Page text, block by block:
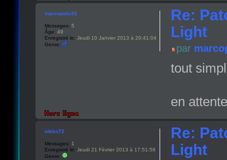
Re:
Light
par
tout
en
marcopolo33
Messages: 5
Âge: 49
Enregistré le: Jeudi 10 Janvier 2013 à 20:41:04
Genre:
Re:
Light
nikko72
Messages: 1
Enregistré le: Jeudi 21 Février 2013 à 17:51:58
Genre: